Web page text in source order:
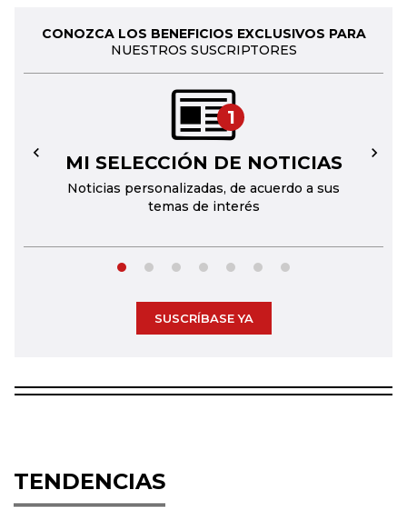
CONOZCA LOS BENEFICIOS EXCLUSIVOS PARA
NUESTROS SUSCRIPTORES
1
MI SELECCIÓN DE NOTICIAS
Noticias personalizadas, de acuerdo a sus
temas de interés
← →
SUSCRÍBASE YA
TENDENCIAS